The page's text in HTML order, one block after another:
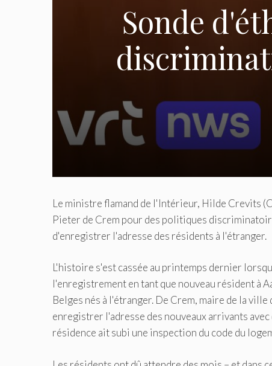
Sonde
Le ministre flamand de l'Intérieur, Hilde Crevits
Pieter de Crem pour des politiques
d'enregistrer l'adresse des résidents à l'étranger.
L'histoire s'est cassée au printemps dernier
l'enregistrement en tant que nouveau résident à
Belges nés à l'étranger. De Crem, maire de la
enregistrer l'adresse des nouveaux arrivants
résidence ait subi une inspection du code du